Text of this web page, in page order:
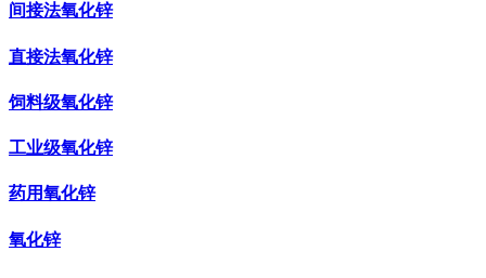
间接法氧化锌
直接法氧化锌
饲料级氧化锌
工业级氧化锌
药用氧化锌
氧化锌